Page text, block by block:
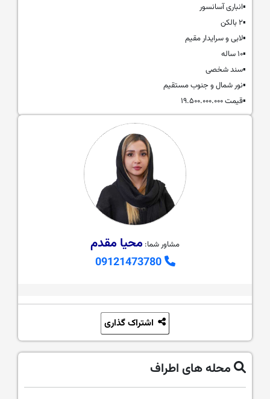
▪️انباری آسانسور
▪️۲ بالکن
▪️لابی و سرایدار مقیم
▪️۱۰ ساله
▪️سند شخصی
▪️نور شمال و جنوب مستقیم
▪️قیمت ۱۹.۵۰۰.۰۰۰.۰۰۰
مشاور شما: محیا مقدم
09121473780
محله های اطراف